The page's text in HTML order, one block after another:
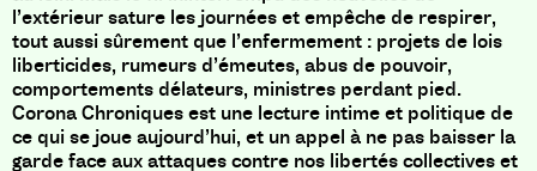
l’extérieur sature les journées et empêche de respirer,
tout aussi sûrement que l’enfermement : projets de lois
liberticides, rumeurs d’émeutes, abus de pouvoir,
comportements délateurs, ministres perdant pied.
Corona Chroniques est une lecture intime et politique de
ce qui se joue aujourd’hui, et un appel à ne pas baisser la
garde face aux attaques contre nos libertés collectives et